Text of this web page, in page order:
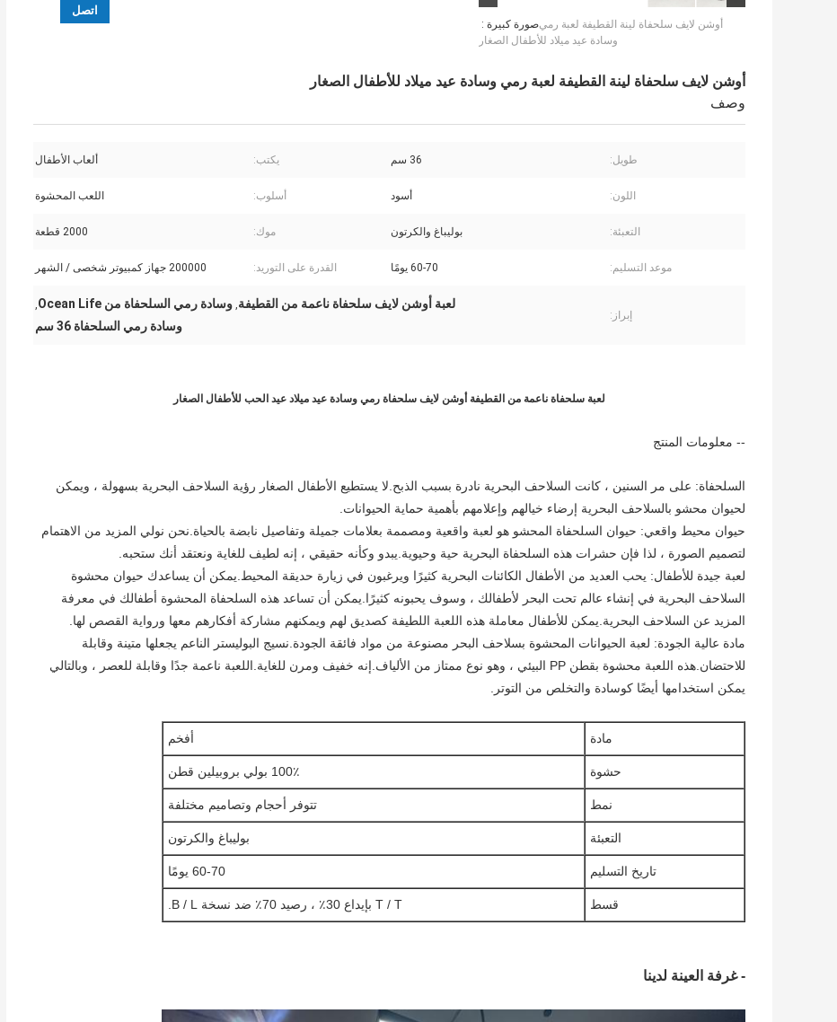
صورة كبيرة :أوشن لايف سلحفاة لينة القطيفة لعبة رمي
وسادة عيد ميلاد للأطفال الصغار
اتصل
أوشن لايف سلحفاة لينة القطيفة لعبة رمي وسادة عيد ميلاد للأطفال الصغار
وصف
طويل: 36 سم يكتب: ألعاب الأطفال
اللون: أسود أسلوب: اللعب المحشوة
التعبئة: بوليباغ والكرتون موك: 2000 قطعة
موعد التسليم: 60-70 يومًا القدرة على التوريد: 200000 جهاز كمبيوتر شخصى / الشهر
إبراز:
لعبة أوشن لايف سلحفاة ناعمة من القطيفة, وسادة رمي السلحفاة من Ocean Life ,
وسادة رمي السلحفاة 36 سم
لعبة سلحفاة ناعمة من القطيفة أوشن لايف سلحفاة رمي وسادة عيد ميلاد عيد الحب للأطفال الصغار
-- معلومات المنتج
السلحفاة: على مر السنين ، كانت السلاحف البحرية نادرة بسبب الذبح.لا يستطيع الأطفال الصغار رؤية السلاحف البحرية بسهولة ، ويمكن
لحيوان محشو بالسلاحف البحرية إرضاء خيالهم وإعلامهم بأهمية حماية الحيوانات.
حيوان محيط واقعي: حيوان السلحفاة المحشو هو لعبة واقعية ومصممة بعلامات جميلة وتفاصيل نابضة بالحياة.نحن نولي المزيد من الاهتمام
لتصميم الصورة ، لذا فإن حشرات هذه السلحفاة البحرية حية وحيوية.يبدو وكأنه حقيقي ، إنه لطيف للغاية ونعتقد أنك ستحبه.
لعبة جيدة للأطفال: يحب العديد من الأطفال الكائنات البحرية كثيرًا ويرغبون في زيارة حديقة المحيط.يمكن أن يساعدك حيوان محشوة
السلاحف البحرية في إنشاء عالم تحت البحر لأطفالك ، وسوف يحبونه كثيرًا.يمكن أن تساعد هذه السلحفاة المحشوة أطفالك في معرفة
المزيد عن السلاحف البحرية.يمكن للأطفال معاملة هذه اللعبة اللطيفة كصديق لهم ويمكنهم مشاركة أفكارهم معها ورواية القصص لها.
مادة عالية الجودة: لعبة الحيوانات المحشوة بسلاحف البحر مصنوعة من مواد فائقة الجودة.نسيج البوليستر الناعم يجعلها متينة وقابلة
للاحتضان.هذه اللعبة محشوة بقطن PP البيئي ، وهو نوع ممتاز من الألياف.إنه خفيف ومرن للغاية.اللعبة ناعمة جدًا وقابلة للعصر ، وبالتالي
يمكن استخدامها أيضًا كوسادة والتخلص من التوتر.
مادة أفخم
حشوة 100٪ بولي بروبيلين قطن
نمط تتوفر أحجام وتصاميم مختلفة
التعبئة بوليباغ والكرتون
تاريخ التسليم 60-70 يومًا
قسط T / T بإيداع 30٪ ، رصيد 70٪ ضد نسخة B / L.
- غرفة العينة لدينا